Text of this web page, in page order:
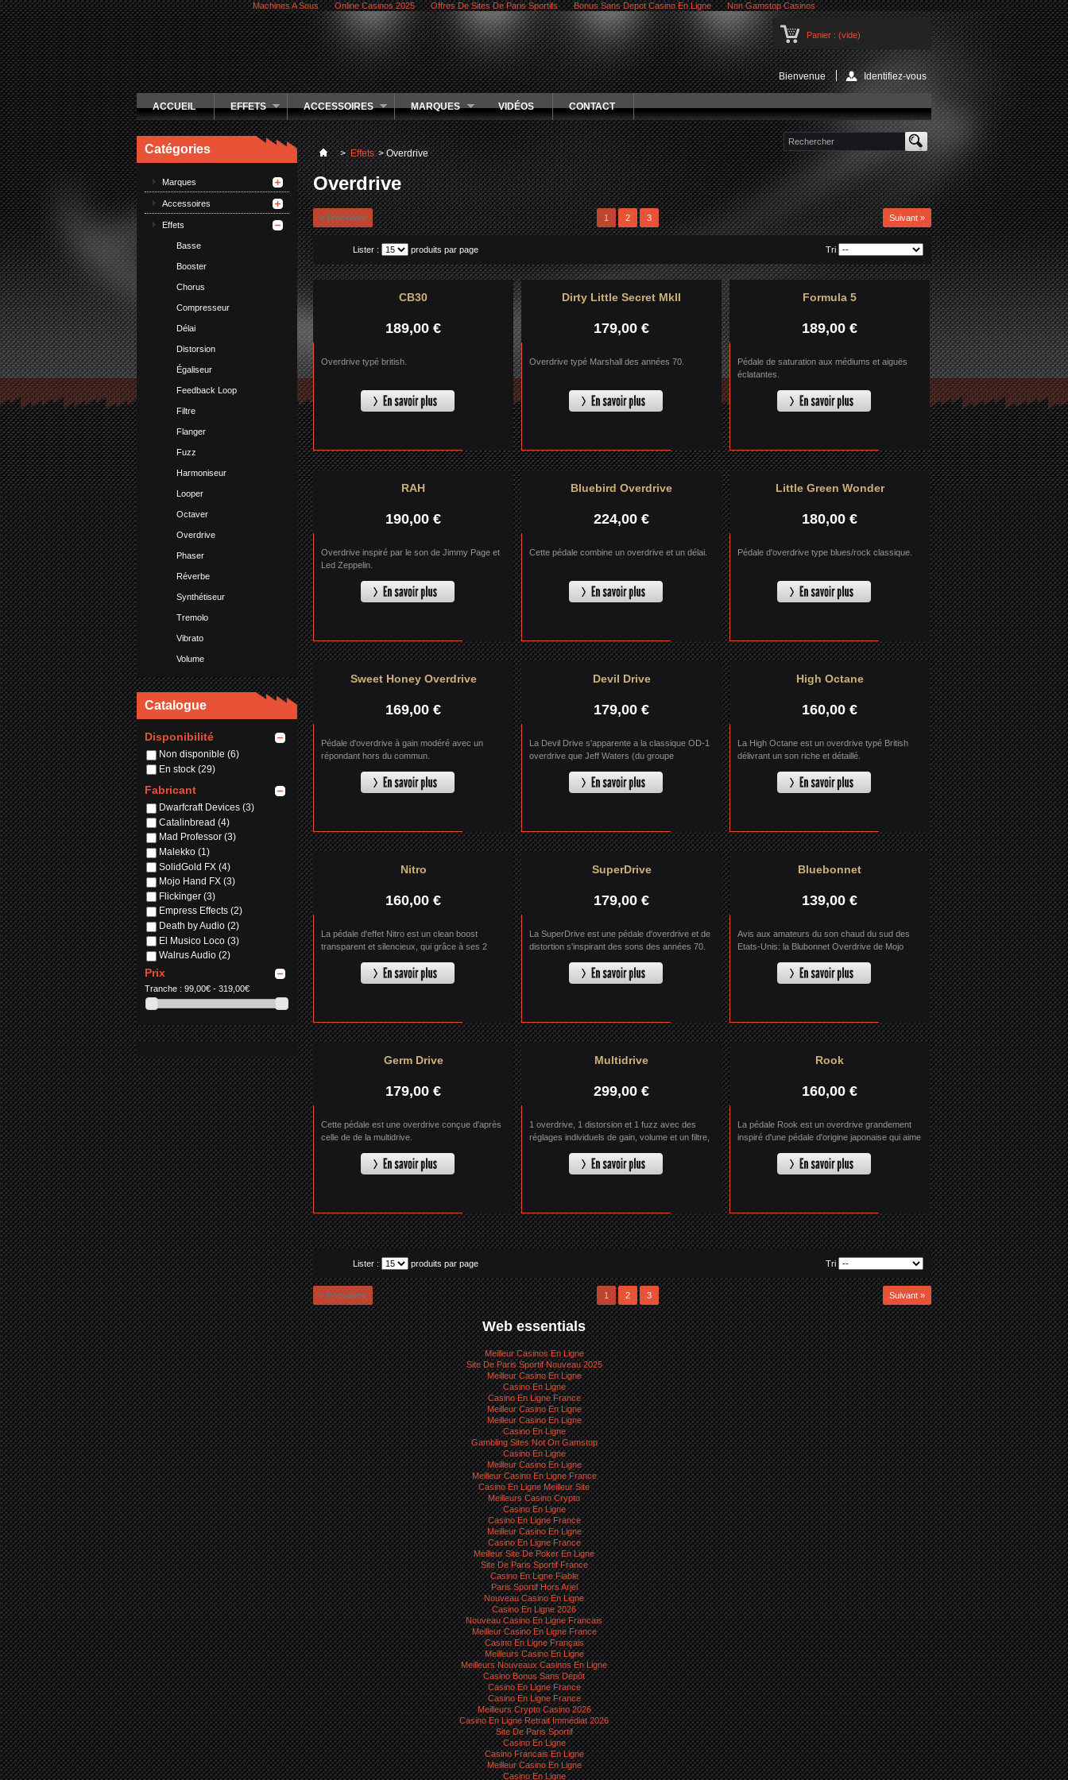
Machines A Sous Online Casinos 2025 Offres De Sites De Paris Sportifs Bonus Sans Depot Casino En Ligne Non Gamstop Casinos
Panier : (vide)
Bienvenue Identifiez-vous
ACCUEIL EFFETS ACCESSOIRES MARQUES VIDÉOS CONTACT
Catégories
Marques
Accessoires
Effets
Basse
Booster
Chorus
Compresseur
Délai
Distorsion
Égaliseur
Feedback Loop
Filtre
Flanger
Fuzz
Harmoniseur
Looper
Octaver
Overdrive
Phaser
Réverbe
Synthétiseur
Tremolo
Vibrato
Volume
Catalogue
Disponibilité
Non disponible (6)
En stock (29)
Fabricant
Dwarfcraft Devices (3)
Catalinbread (4)
Mad Professor (3)
Malekko (1)
SolidGold FX (4)
Mojo Hand FX (3)
Flickinger (3)
Empress Effects (2)
Death by Audio (2)
El Musico Loco (3)
Walrus Audio (2)
JHS
Prix
Tranche : 99,00€ - 319,00€
> Effets > Overdrive
Overdrive
« Précédent 1 2 3 Suivant »
Tri
Lister : produits par page
CB30
189,00 €
Overdrive typé british.
Dirty Little Secret MkII
179,00 €
Overdrive typé Marshall des années 70.
Formula 5
189,00 €
Pédale de saturation aux médiums et aiguës
éclatantes.
RAH
190,00 €
Overdrive inspiré par le son de Jimmy Page et
Led Zeppelin.
Bluebird Overdrive
224,00 €
Cette pédale combine un overdrive et un délai.
Little Green Wonder
180,00 €
Pédale d'overdrive type blues/rock classique.
Sweet Honey Overdrive
169,00 €
Pédale d'overdrive à gain modéré avec un
répondant hors du commun.
Devil Drive
179,00 €
La Devil Drive s'apparente a la classique OD-1
overdrive que Jeff Waters (du groupe
obtenir le son metal précis et articulé qu'il
affectionne.
High Octane
160,00 €
La High Octane est un overdrive typé British
délivrant un son riche et détaillé.
Nitro
160,00 €
La pédale d'effet Nitro est un clean boost
transparent et silencieux, qui grâce à ses 2
SuperDrive
179,00 €
La SuperDrive est une pédale d'overdrive et de
distortion s'inspirant des sons des années 70.
Bluebonnet
139,00 €
Avis aux amateurs du son chaud du sud des
Etats-Unis: la Blubonnet Overdrive de Mojo
Germ Drive
179,00 €
Cette pédale est une overdrive conçue d'après
celle de de la multidrive.
Multidrive
299,00 €
1 overdrive, 1 distorsion et 1 fuzz avec des
réglages individuels de gain, volume et un filtre,
Rook
160,00 €
La pédale Rook est un overdrive grandement
inspiré d'une pédale d'origine japonaise qui aime
Tri
Lister : produits par page
« Précédent 1 2 3 Suivant »
Web essentials
Meilleur Casinos En Ligne
Site De Paris Sportif Nouveau 2025
Meilleur Casino En Ligne
Casino En Ligne
Casino En Ligne France
Meilleur Casino En Ligne
Meilleur Casino En Ligne
Casino En Ligne
Gambling Sites Not On Gamstop
Casino En Ligne
Meilleur Casino En Ligne
Meilleur Casino En Ligne France
Casino En Ligne Meilleur Site
Meilleurs Casino Crypto
Casino En Ligne
Casino En Ligne France
Meilleur Casino En Ligne
Casino En Ligne France
Meilleur Site De Poker En Ligne
Site De Paris Sportif France
Casino En Ligne Fiable
Paris Sportif Hors Arjel
Nouveau Casino En Ligne
Casino En Ligne 2026
Nouveau Casino En Ligne Francais
Meilleur Casino En Ligne France
Casino En Ligne Français
Meilleurs Casino En Ligne
Meilleurs Nouveaux Casinos En Ligne
Casino Bonus Sans Dépôt
Casino En Ligne France
Casino En Ligne France
Meilleurs Crypto Casino 2026
Casino En Ligne Retrait Immédiat 2026
Site De Paris Sportif
Casino En Ligne
Casino Francais En Ligne
Meilleur Casino En Ligne
Casino En Ligne